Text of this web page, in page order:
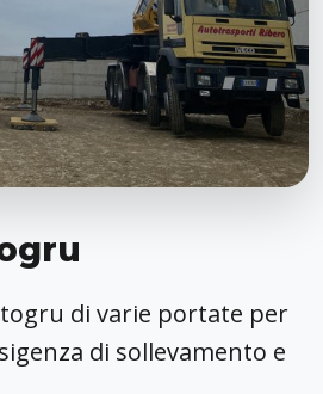
di varie portate per
di sollevamento e